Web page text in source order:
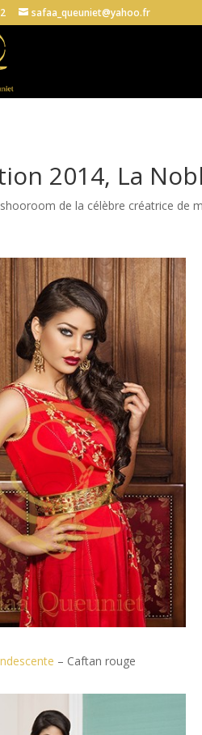
safaa_queuniet@yahoo.fr
2014, La
de la célèbre créatrice de
– Caftan rouge